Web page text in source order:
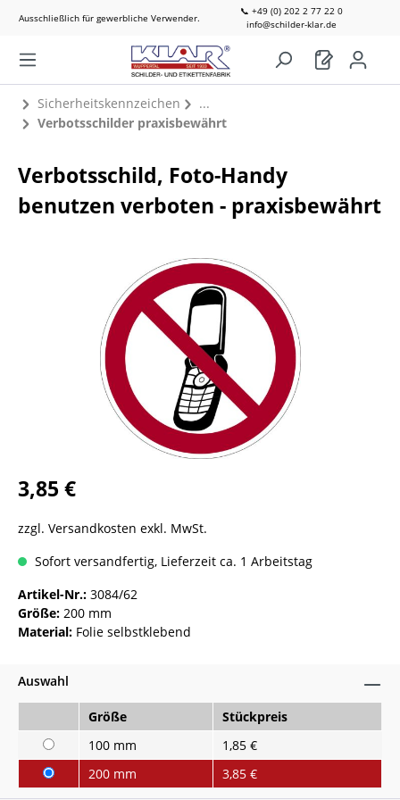
Ausschließlich für gewerbliche Verwender.
📞 +49 (0) 202 2 77 22 0
info@schilder-klar.de
Sicherheitskennzeichen
Verbotsschilder praxisbewährt
Verbotsschild, Foto-Handy
benutzen verboten - praxisbewährt
3,85 €
zzgl. Versandkosten exkl. MwSt.
Sofort versandfertig, Lieferzeit ca. 1 Arbeitstag
Artikel-Nr.: 3084/62
Größe: 200 mm
Material: Folie selbstklebend
Auswahl
Größe
Stückpreis
100 mm
1,85 €
200 mm
3,85 €